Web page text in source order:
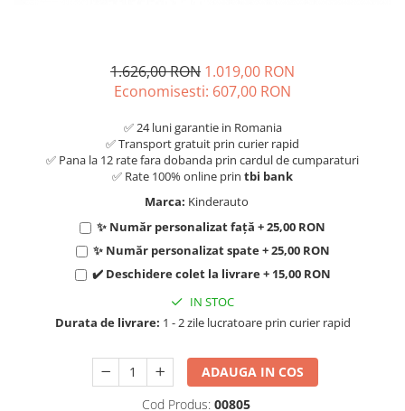
1.626,00 RON 1.019,00 RON
Economisesti: 607,00 RON
✅ 24 luni garantie in Romania
✅ Transport gratuit prin curier rapid
✅ Pana la 12 rate fara dobanda prin cardul de cumparaturi
✅ Rate 100% online prin tbi bank
Marca: Kinderauto
✨ Număr personalizat față + 25,00 RON
✨ Număr personalizat spate + 25,00 RON
✔️ Deschidere colet la livrare + 15,00 RON
IN STOC
Durata de livrare: 1 - 2 zile lucratoare prin curier rapid
ADAUGA IN COS
Cod Produs: 00805